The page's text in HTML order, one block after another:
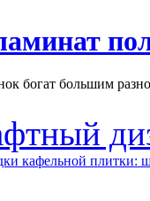
богат большим